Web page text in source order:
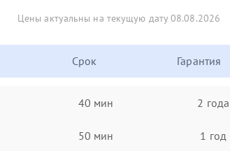
Цены актуальны на текущую дату 08.08.2026
Срок Гарантия
40 мин 2 года
50 мин 1 год